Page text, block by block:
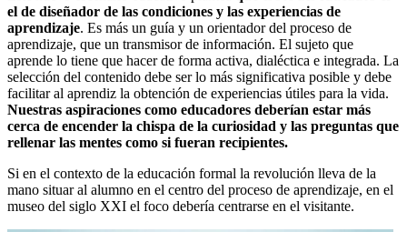
el de diseñador de las condiciones y las experiencias de
aprendizaje. Es más un guía y un orientador del proceso de
aprendizaje, que un transmisor de información. El sujeto que
aprende lo tiene que hacer de forma activa, dialéctica e integrada. La
selección del contenido debe ser lo más significativa posible y debe
facilitar al aprendiz la obtención de experiencias útiles para la vida.
Nuestras aspiraciones como educadores deberían estar más
cerca de encender la chispa de la curiosidad y las preguntas que
rellenar las mentes como si fueran recipientes.
Si en el contexto de la educación formal la revolución lleva de la
mano situar al alumno en el centro del proceso de aprendizaje, en el
museo del siglo XXI el foco debería centrarse en el visitante.